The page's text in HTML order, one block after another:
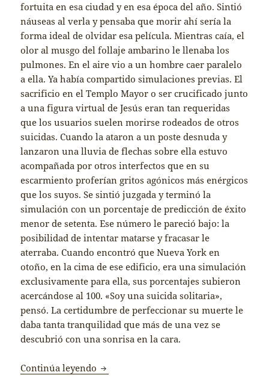
fortuita en esa ciudad y en esa época del año. Sintió
náuseas al verla y pensaba que morir ahí sería la
forma ideal de olvidar esa película. Mientras caía, el
olor al musgo del follaje ambarino le llenaba los
pulmones. En el aire vio a un hombre caer paralelo
a ella. Ya había compartido simulaciones previas. El
sacrificio en el Templo Mayor o ser crucificado junto
a una figura virtual de Jesús eran tan requeridas
que los usuarios suelen morirse rodeados de otros
suicidas. Cuando la ataron a un poste desnuda y
lanzaron una lluvia de flechas sobre ella estuvo
acompañada por otros interfectos que en su
escarmiento proferían gritos agónicos más enérgicos
que los suyos. Se sintió juzgada y terminó la
simulación con un porcentaje de predicción de éxito
menor de setenta. Ese número le pareció bajo: la
posibilidad de intentar matarse y fracasar le
aterraba. Cuando encontró que Nueva York en
otoño, en la cima de ese edificio, era una simulación
exclusivamente para ella, sus porcentajes subieron
acercándose al 100. «Soy una suicida solitaria»,
pensó. La certidumbre de perfeccionar su muerte le
daba tanta tranquilidad que más de una vez se
descubrió con una sonrisa en la cara.
Continúa leyendo The Pierre